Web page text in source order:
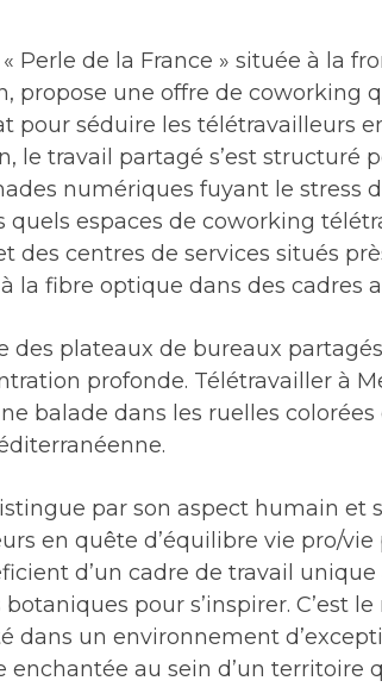
Perle de la France » située à la
propose une offre de coworking
pour séduire les télétravailleurs
le travail partagé s’est
numériques fuyant le stress
quels espaces de coworking
des centres de services situés
la fibre optique dans des cadres
des plateaux de bureaux
profonde. Télétravailler à
balade dans les ruelles
par son aspect humain
en quête d’équilibre vie pro/
d’un cadre de travail
pour s’inspirer. C’est
dans un environnement
enchantée au sein d’un territoire